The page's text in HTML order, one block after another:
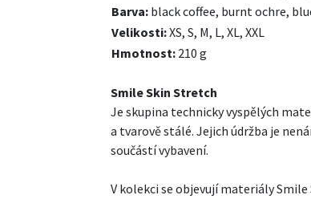
Barva: black coffee, burnt ochre,
Velikosti:XS, S, M, L, XL, XXL
Hmotnost: 210 g
Smile Skin Stretch
Je skupina technicky vyspělých
a tvarově stálé. Jejich údržba je
součástí vybavení.
V kolekci se objevují materiály